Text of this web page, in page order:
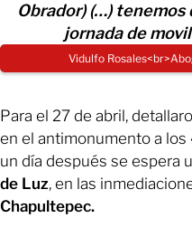
Obrador) (…) tenemos
jornada de
Vidulfo
Para el 27 de abril,
en el antimonumento a los
un día después se espera
de Luz, en las
Chapultepec.